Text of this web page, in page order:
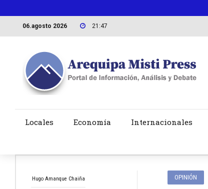
06.agosto 2026 21:47
Locales Economía Internacionales
Hugo Amanque Chaiña OPINIÓN